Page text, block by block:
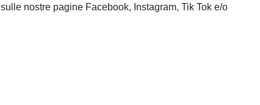
nostre pagine Facebook, Instagram, Tik Tok e/o